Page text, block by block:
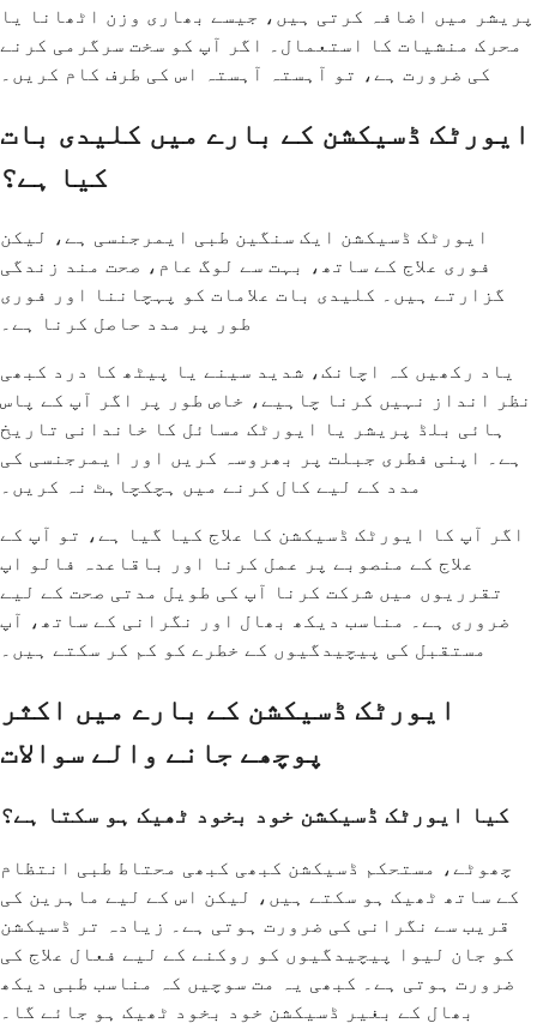
پریشر میں اضافہ کرتی ہیں، جیسے بھاری وزن اٹھانا یا
محرک منشیات کا استعمال۔ اگر آپ کو سخت سرگرمی کرنے
کی ضرورت ہے، تو آہستہ آہستہ اس کی طرف کام کریں۔
ایورٹک ڈسیکشن کے بارے میں کلیدی بات
کیا ہے؟
ایورٹک ڈسیکشن ایک سنگین طبی ایمرجنسی ہے، لیکن
فوری علاج کے ساتھ، بہت سے لوگ عام، صحت مند زندگی
گزارتے ہیں۔ کلیدی بات علامات کو پہچاننا اور فوری
طور پر مدد حاصل کرنا ہے۔
یاد رکھیں کہ اچانک، شدید سینے یا پیٹھ کا درد کبھی
نظر انداز نہیں کرنا چاہیے، خاص طور پر اگر آپ کے پاس
ہائی بلڈ پریشر یا ایورٹک مسائل کا خاندانی تاریخ
ہے۔ اپنی فطری جبلت پر بھروسہ کریں اور ایمرجنسی کی
مدد کے لیے کال کرنے میں ہچکچاہٹ نہ کریں۔
اگر آپ کا ایورٹک ڈسیکشن کا علاج کیا گیا ہے، تو آپ کے
علاج کے منصوبے پر عمل کرنا اور باقاعدہ فالو اپ
تقرریوں میں شرکت کرنا آپ کی طویل مدتی صحت کے لیے
ضروری ہے۔ مناسب دیکھ بھال اور نگرانی کے ساتھ، آپ
مستقبل کی پیچیدگیوں کے خطرے کو کم کر سکتے ہیں۔
ایورٹک ڈسیکشن کے بارے میں اکثر
پوچھے جانے والے سوالات
کیا ایورٹک ڈسیکشن خود بخود ٹھیک ہو سکتا ہے؟
چھوٹے، مستحکم ڈسیکشن کبھی کبھی محتاط طبی انتظام
کے ساتھ ٹھیک ہو سکتے ہیں، لیکن اس کے لیے ماہرین کی
قریب سے نگرانی کی ضرورت ہوتی ہے۔ زیادہ تر ڈسیکشن
کو جان لیوا پیچیدگیوں کو روکنے کے لیے فعال علاج کی
ضرورت ہوتی ہے۔ کبھی یہ مت سوچیں کہ مناسب طبی دیکھ
بھال کے بغیر ڈسیکشن خود بخود ٹھیک ہو جائے گا۔